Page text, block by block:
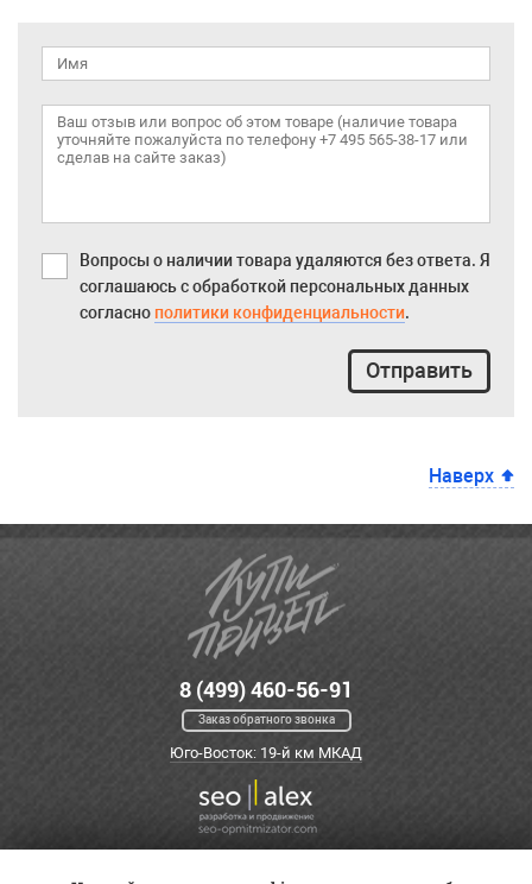
Вопросы о наличии товара удаляются без ответа. Я
соглашаюсь с обработкой персональных данных
согласно политики конфиденциальности.
Отправить
Наверх
8 (499) 460-56-91
Заказ обратного звонка
Юго-Восток: 19-й км МКАД